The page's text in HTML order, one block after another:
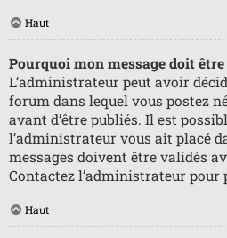
Haut
Pourquoi mon message doit
L’administrateur peut avoir
forum dans lequel vous postez
avant d’être publiés. Il est
l’administrateur vous ait placé
messages doivent être validés
Contactez l’administrateur pour
Haut